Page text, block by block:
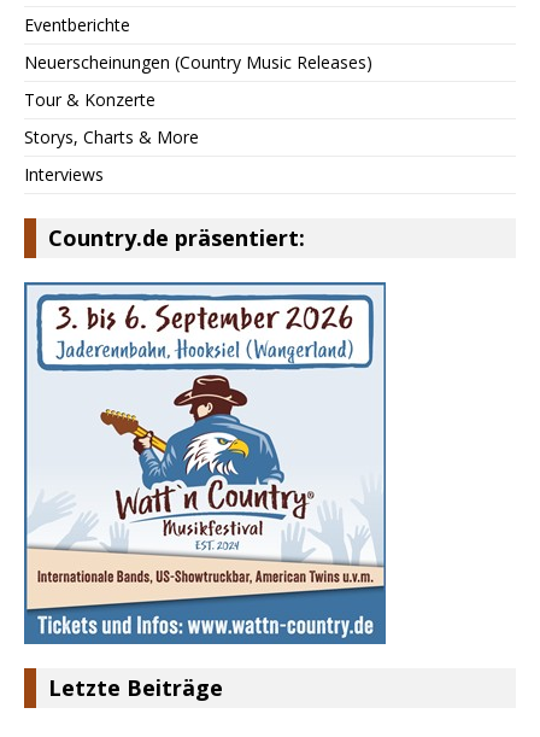
Eventberichte
Neuerscheinungen (Country Music Releases)
Tour & Konzerte
Storys, Charts & More
Interviews
Country.de präsentiert:
Letzte Beiträge